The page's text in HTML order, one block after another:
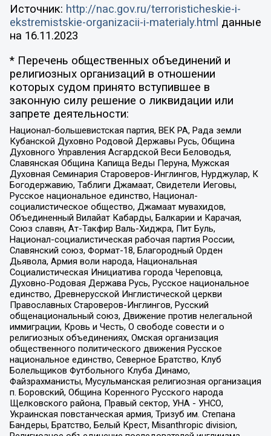
Источник: http://nac.gov.ru/terroristicheskie-i-
ekstremistskie-organizacii-i-materialy.html данные
на 16.11.2023
* Перечень общественных объединений и
религиозных организаций в отношении
которых судом принято вступившее в
законную силу решение о ликвидации или
запрете деятельности:
Национал-большевистская партия, ВЕК РА, Рада земли
Кубанской Духовно Родовой Державы Русь, Община
Духовного Управления Асгардской Веси Беловодья,
Славянская Община Капища Веды Перуна, Мужская
Духовная Семинария Староверов-Инглингов, Нурджулар, К
Богодержавию, Таблиги Джамаат, Свидетели Иеговы,
Русское национальное единство, Национал-
социалистическое общество, Джамаат мувахидов,
Объединенный Вилайат Кабарды, Балкарии и Карачая,
Союз славян, Ат-Такфир Валь-Хиджра, Пит Буль,
Национал-социалистическая рабочая партия России,
Славянский союз, Формат-18, Благородный Орден
Дьявола, Армия воли народа, Национальная
Социалистическая Инициатива города Череповца,
Духовно-Родовая Держава Русь, Русское национальное
единство, Древнерусской Инглистической церкви
Православных Староверов-Инглингов, Русский
общенациональный союз, Движение против нелегальной
иммиграции, Кровь и Честь, О свободе совести и о
религиозных объединениях, Омская организация
общественного политического движения Русское
национальное единство, Северное Братство, Клуб
Болельщиков Футбольного Клуба Динамо,
Файзрахманисты, Мусульманская религиозная организация
п. Боровский, Община Коренного Русского народа
Щелковского района, Правый сектор, УНА - УНСО,
Украинская повстанческая армия, Тризуб им. Степана
Бандеры, Братство, Белый Крест, Misanthropic division,